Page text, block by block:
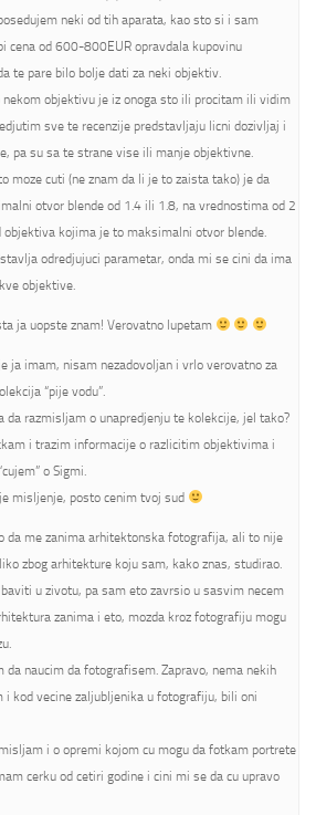
neki od tih aparata, kao sto si i sam
cena od 600-800EUR opravdala kupovinu
te pare bilo bolje dati za neki objektiv.
nekom objektivu je iz onoga sto ili procitam ili vidim
sve te recenzije predstavljaju licni dozivljaj i
pa su sa te strane vise ili manje objektivne.
moze cuti (ne znam da li je to zaista tako) je da
otvor blende od 1.4 ili 1.8, na vrednostima od 2
kojima je to maksimalni otvor blende.
odredjujuci parametar, onda mi se cini da ima
objektive.
ja uopste znam! Verovatno lupetam
ja imam, nisam nezadovoljan i vrlo verovatno za
“pije vodu”.
da razmisljam o unapredjenju te kolekcije, jel tako?
i trazim informacije o razlicitim objektivima i
o Sigmi.
misljenje, posto cenim tvoj sud
da me zanima arhitektonska fotografija, ali to nije
zbog arhitekture koju sam, kako znas, studirao.
u zivotu, pa sam eto zavrsio u sasvim necem
zanima i eto, mozda kroz fotografiju mogu
naucim da fotografisem. Zapravo, nema nekih
i kod vecine zaljubljenika u fotografiju, bili oni
i o opremi kojom cu mogu da fotkam portrete
cerku od cetiri godine i cini mi se da cu upravo